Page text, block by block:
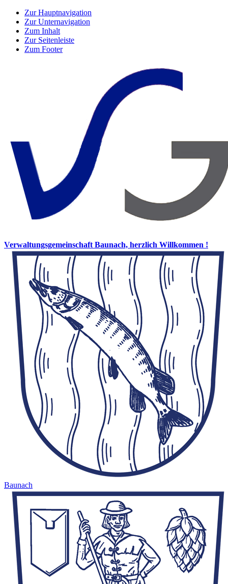
Zur Hauptnavigation
Zur Unternavigation
Zum Inhalt
Zur Seitenleiste
Zum Footer
Verwaltungsgemeinschaft Baunach, herzlich Willkommen !
Baunach